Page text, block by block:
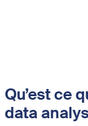
Qu’est ce
data